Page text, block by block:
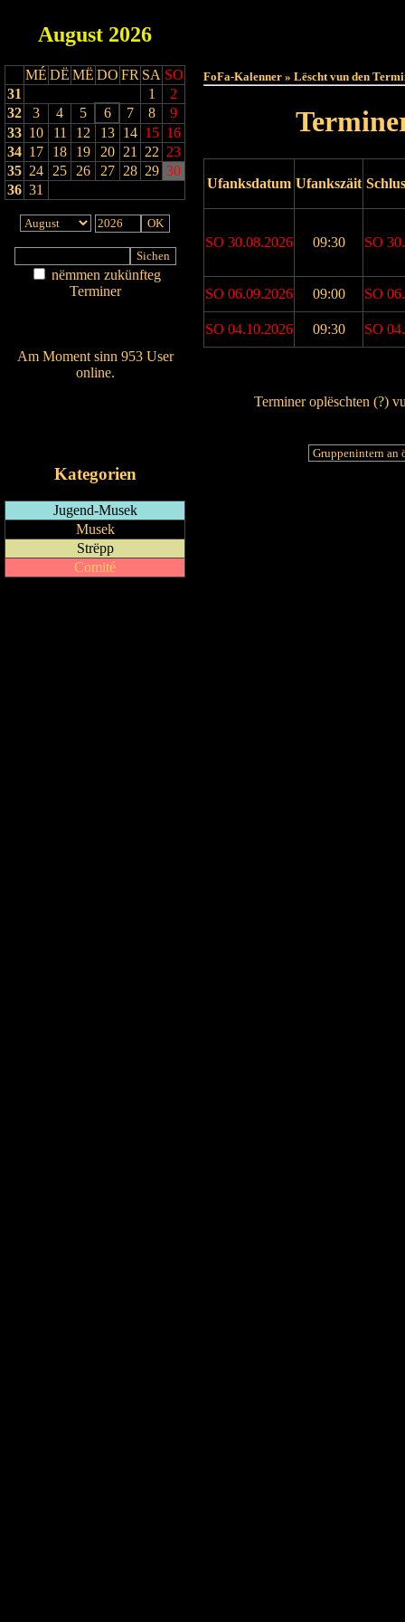
August 2026
MÉ DË MË DO FR SA SO
31
1
2
32
3 4 5 6 7 8
9
33 10 11 12 13 14 15 16
34 17 18 19 20 21 22 23
35 24 25 26 27 28 29 30
36 31
nëmmen zukünfteg
Terminer
Am Moment sinn 953 User
online.
Kategorien
Jugend-Musek
Musek
Strëpp
Comité
FoFa-Kalenner » Lëscht vun den
Ufanksdatum Ufankszäit
SO 30.08.2026 09:30 SO
SO 06.09.2026 09:00 SO
SO 04.10.2026 09:30 SO
Terminer oplëschten (?)